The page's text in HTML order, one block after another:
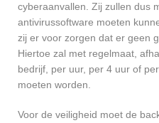
cyberaanvallen. Zij zullen dus
antivirussoftware moeten
zij er voor zorgen dat er geen
Hiertoe zal met regelmaat,
bedrijf, per uur, per 4 uur of
moeten worden.
Voor de veiligheid moet de